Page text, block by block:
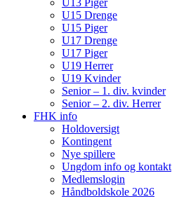
U13 Piger
U15 Drenge
U15 Piger
U17 Drenge
U17 Piger
U19 Herrer
U19 Kvinder
Senior – 1. div. kvinder
Senior – 2. div. Herrer
FHK info
Holdoversigt
Kontingent
Nye spillere
Ungdom info og kontakt
Medlemslogin
Håndboldskole 2026